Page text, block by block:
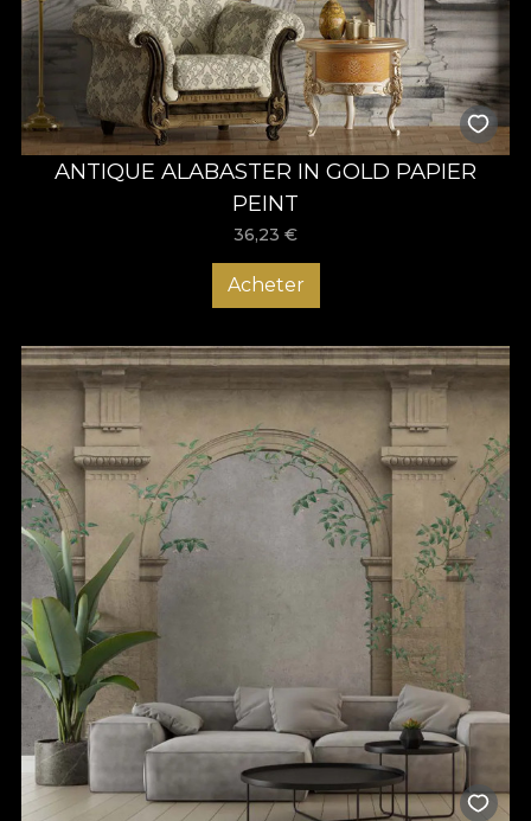
ANTIQUE ALABASTER IN GOLD PAPIER
PEINT
36,23 €
Acheter